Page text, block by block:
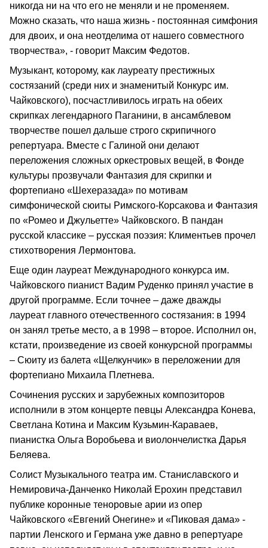
никогда ни на что его не меняли и не променяем.
Можно сказать, что наша жизнь - постоянная симфония
для двоих, и она неотделима от нашего совместного
творчества», - говорит Максим Федотов.
Музыкант, которому, как лауреату престижных
состязаний (среди них и знаменитый Конкурс им.
Чайковского), посчастливилось играть на обеих
скрипках легендарного Паганини, в ансамблевом
творчестве пошел дальше строго скрипичного
репертуара. Вместе с Галиной они делают
переложения сложных оркестровых вещей, в Фонде
культуры прозвучали Фантазия для скрипки и
фортепиано «Шехеразада» по мотивам
симфонической сюиты Римского-Корсакова и Фантазия
по «Ромео и Джульетте» Чайковского. В пандан
русской классике – русская поэзия: Климентьев прочел
стихотворения Лермонтова.
Еще один лауреат Международного конкурса им.
Чайковского пианист Вадим Руденко принял участие в
другой программе. Если точнее – даже дважды
лауреат главного отечественного состязания: в 1994
он занял третье место, а в 1998 – второе. Исполнил он,
кстати, произведение из своей конкурсной программы
– Сюиту из балета «Щелкунчик» в переложении для
фортепиано Михаила Плетнева.
Сочинения русских и зарубежных композиторов
исполнили в этом концерте певцы Александра Конева,
Светлана Котина и Максим Кузьмин-Караваев,
пианистка Ольга Воробьева и виолончелистка Дарья
Беляева.
Солист Музыкального театра им. Станиславского и
Немировича-Данченко Николай Ерохин представил
публике коронные теноровые арии из опер
Чайковского «Евгений Онегине» и «Пиковая дама» -
партии Ленского и Германа уже давно в репертуаре